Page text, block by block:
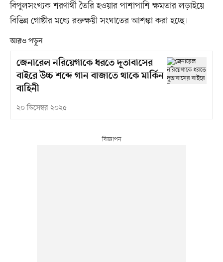
বিপুলসংখ্যক শরণার্থী তৈরি হওয়ার পাশাপাশি ক্ষমতার লড়াইয়ে
বিভিন্ন গোষ্ঠীর মধ্যে রক্তক্ষয়ী সংঘাতের আশঙ্কা করা হচ্ছে।
আরও পড়ুন
জেনারেল নরিয়েগাকে ধরতে দূতাবাসের
বাইরে উচ্চ শব্দে গান বাজাতে থাকে মার্কিন
বাহিনী
২০ ডিসেম্বর ২০২৫